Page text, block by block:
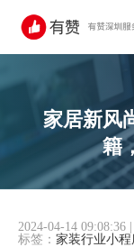
家居新风
籍
2024-04-14 09:08:36
标签： 家装行业小程